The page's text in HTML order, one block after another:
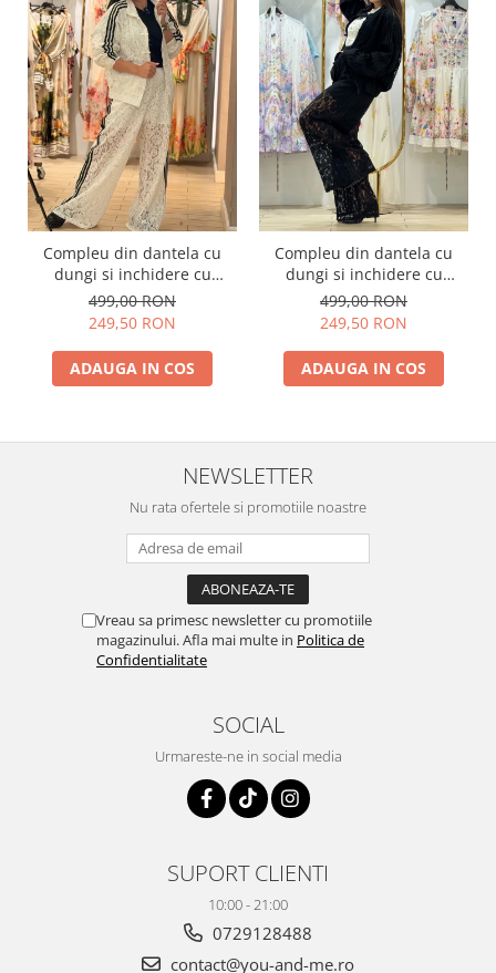
Compleu din dantela cu
dungi si inchidere cu
fermoar
499,00 RON
249,50 RON
ADAUGA IN COS
Compleu din dantela cu
dungi si inchidere cu
fermoar
499,00 RON
249,50 RON
ADAUGA IN COS
NEWSLETTER
Nu rata ofertele si promotiile noastre
Vreau sa primesc newsletter cu promotiile
magazinului. Afla mai multe in Politica de
Confidentialitate
SOCIAL
Urmareste-ne in social media
SUPORT CLIENTI
10:00 - 21:00
0729128488
contact@you-and-me.ro